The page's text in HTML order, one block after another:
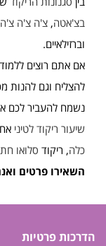
בצ'אטה, צ'ה צ'ה צ'ה
וברזילאיים.
אם אתם רוצים
להצליח וגם להנות
נשמח להעביר לכם
שיעור ריקוד לטיני
כלה, ריקוד סלואו
השאירו פרטים
הדרכות פרטיות